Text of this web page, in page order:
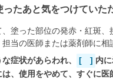
ったあと気をつけていた
塗った部位の発赤・紅斑
当の医師または薬剤師に相
症状があらわれ、
[ ] 内
、使用をやめて、すぐに医